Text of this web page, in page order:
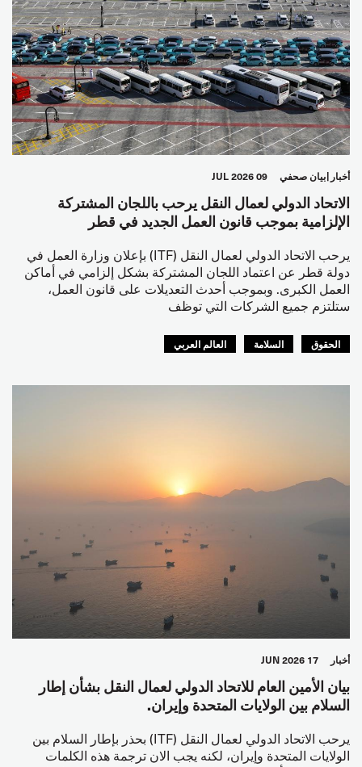
أخبار بيان صحفي 09 JUL 2026
الاتحاد الدولي لعمال النقل يرحب باللجان المشتركة
الإلزامية بموجب قانون العمل الجديد في قطر
يرحب الاتحاد الدولي لعمال النقل (ITF) بإعلان وزارة العمل في
دولة قطر عن اعتماد اللجان المشتركة بشكل إلزامي في أماكن
العمل الكبرى. وبموجب أحدث التعديلات على قانون العمل،
ستلتزم جميع الشركات التي توظف
الحقوق السلامة العالم العربي
أخبار 17 JUN 2026
بيان الأمين العام للاتحاد الدولي لعمال النقل بشأن إطار
السلام بين الولايات المتحدة وإيران.
يرحب الاتحاد الدولي لعمال النقل (ITF) بحذر بإطار السلام بين
الولايات المتحدة وإيران، لكنه يجب الان ترجمة هذه الكلمات